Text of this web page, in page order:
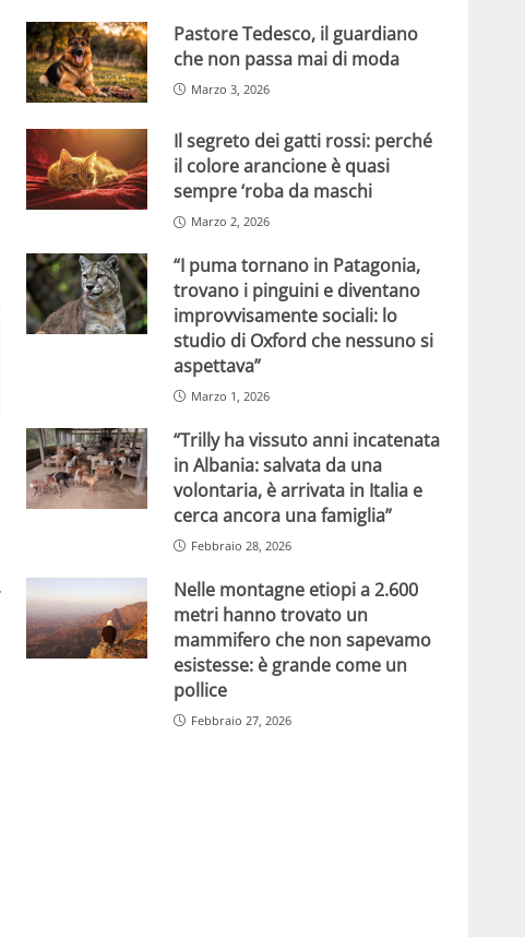
Pastore Tedesco, il guardiano
che non passa mai di moda
Marzo 3, 2026
Il segreto dei gatti rossi: perché
il colore arancione è quasi
sempre ‘roba da maschi
Marzo 2, 2026
“I puma tornano in Patagonia,
trovano i pinguini e diventano
improvvisamente sociali: lo
studio di Oxford che nessuno si
aspettava”
Marzo 1, 2026
“Trilly ha vissuto anni incatenata
in Albania: salvata da una
volontaria, è arrivata in Italia e
cerca ancora una famiglia”
Febbraio 28, 2026
Nelle montagne etiopi a 2.600
metri hanno trovato un
mammifero che non sapevamo
esistesse: è grande come un
pollice
Febbraio 27, 2026